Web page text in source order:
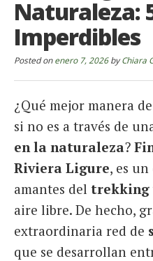
FAQ
Contacto
Spanish
English
Spanish
French
Italiano
Curiosidades
Naturaleza:
Imperdibles
Posted onenero 7, 2026byChiara
¿Qué mejor manera
si no es a través de
en la naturaleza?
Riviera Ligure, es
amantes del trekking
aire libre. De hecho,
extraordinaria red de
que se desarrollan